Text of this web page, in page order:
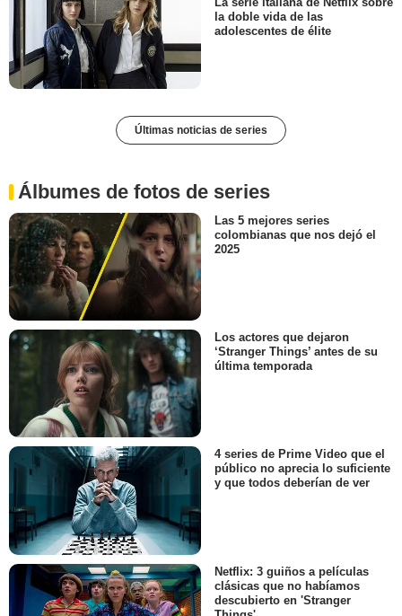
la doble vida de las
adolescentes de élite
Últimas noticias de series
Álbumes de fotos de series
Las 5 mejores series
colombianas que nos dejó el
2025
Los actores que dejaron
‘Stranger Things’ antes de su
última temporada
4 series de Prime Video que el
público no aprecia lo suficiente
y que todos deberían de ver
Netflix: 3 guiños a películas
clásicas que no habíamos
descubierto en 'Stranger